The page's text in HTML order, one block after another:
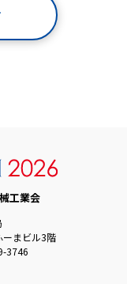
工業会
まビル3階
3746